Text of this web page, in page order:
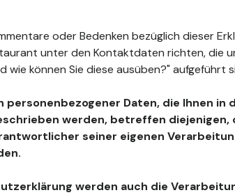
oder Bedenken bezüglich dieser
unter den Kontaktdaten richten, die
wie können Sie diese ausüben?" aufgeführt
personenbezogener Daten, die Ihnen
werden, betreffen diejenigen,
seiner eigenen
werden auch die